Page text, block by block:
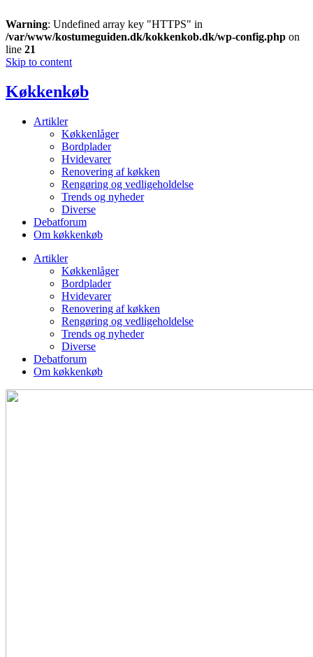
Warning: Undefined array key "HTTPS" in
/var/www/kostumeguiden.dk/kokkenkob.dk/wp-config.php on
line 21
Skip to content
Køkkenkøb
Artikler
Køkkenlåger
Bordplader
Hvidevarer
Renovering af køkken
Rengøring og vedligeholdelse
Trends og nyheder
Diverse
Debatforum
Om køkkenkøb
Artikler
Køkkenlåger
Bordplader
Hvidevarer
Renovering af køkken
Rengøring og vedligeholdelse
Trends og nyheder
Diverse
Debatforum
Om køkkenkøb